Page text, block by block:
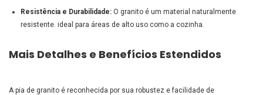
Resistência e Durabilidade: O granito é um material naturalmente
resistente. ideal para áreas de alto uso como a cozinha.
Mais Detalhes e Benefícios Estendidos
A pia de granito é reconhecida por sua robustez e facilidade de